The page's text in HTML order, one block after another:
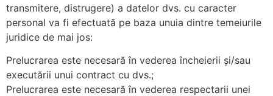
transmitere, distrugere) a datelor dvs. cu caracter
personal va fi efectuată pe baza unuia dintre temeiurile
juridice de mai jos:
Prelucrarea este necesară în vederea încheierii și/sau
executării unui contract cu dvs.;
Prelucrarea este necesară în vederea respectarii unei